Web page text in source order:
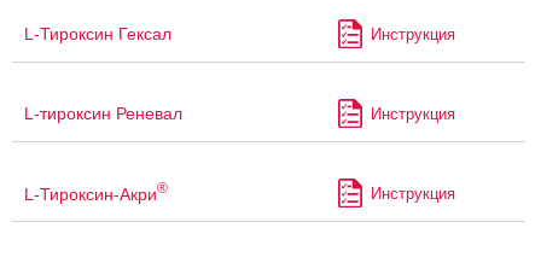
L-Тироксин Гексал Инструкция
L-тироксин Реневал Инструкция
L-Тироксин-Акри® Инструкция